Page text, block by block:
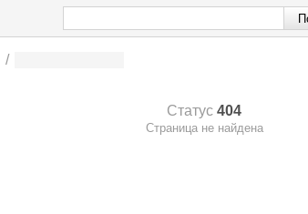
/
Статус 404
Страница не найдена